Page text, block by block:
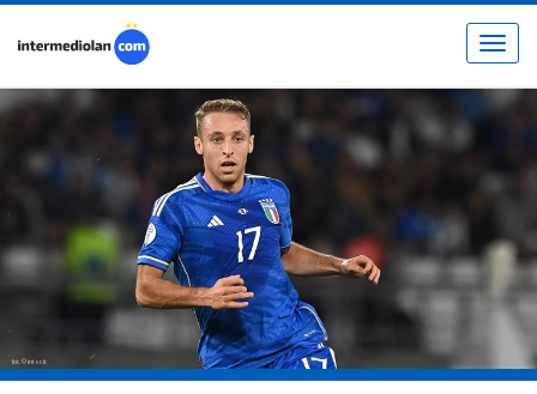
Toggle
fot. © inter.it